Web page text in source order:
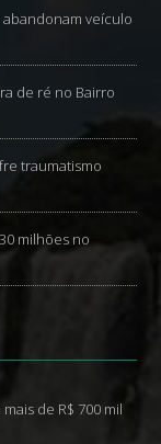
veículo
de ré no Bairro
traumatismo
milhões no
de R$ 700 mil